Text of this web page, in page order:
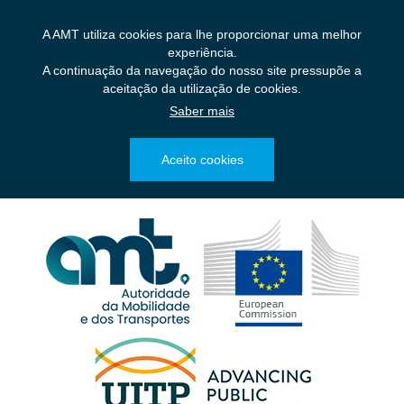
A AMT utiliza cookies para lhe proporcionar uma melhor
experiência.
A continuação da navegação do nosso site pressupõe a
aceitação da utilização de cookies.
Saber mais
Aceito cookies